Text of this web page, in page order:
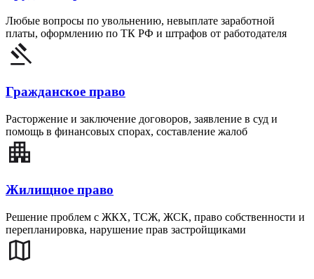
Любые вопросы по увольнению, невыплате заработной
платы, оформлению по ТК РФ и штрафов от работодателя
Гражданское право
Расторжение и заключение договоров, заявление в суд и
помощь в финансовых спорах, составление жалоб
Жилищное право
Решение проблем с ЖКХ, ТСЖ, ЖСК, право собственности и
перепланировка, нарушение прав застройщиками